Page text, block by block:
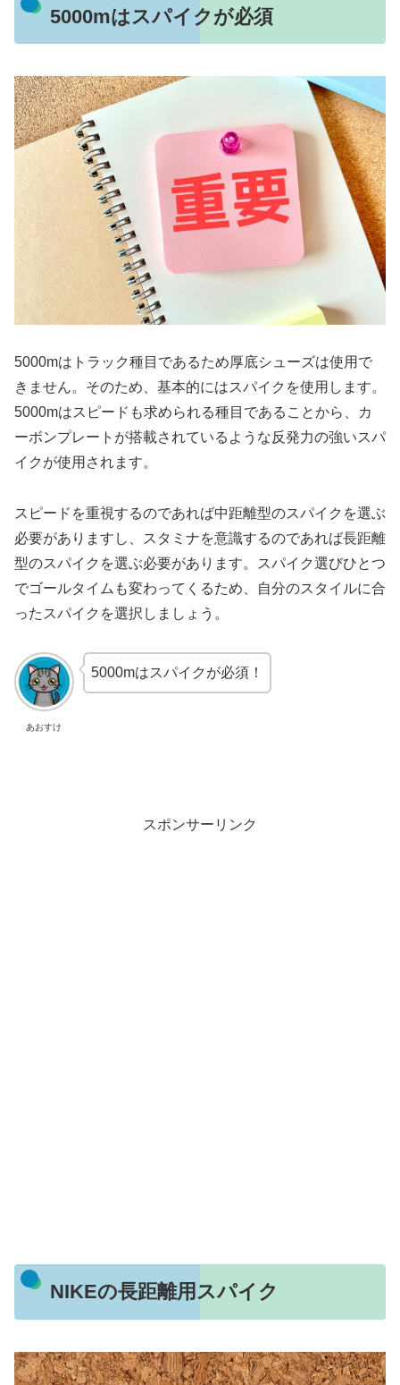
5000mはスパイクが必須
5000mはトラック種目であるため厚底シューズは使用で
きません。そのため、基本的にはスパイクを使用します。
5000mはスピードも求められる種目であることから、カ
ーボンプレートが搭載されているような反発力の強いスパ
イクが使用されます。
スピードを重視するのであれば中距離型のスパイクを選ぶ
必要がありますし、スタミナを意識するのであれば長距離
型のスパイクを選ぶ必要があります。スパイク選びひとつ
でゴールタイムも変わってくるため、自分のスタイルに合
ったスパイクを選択しましょう。
あおすけ
5000mはスパイクが必須！
スポンサーリンク
NIKEの長距離用スパイク